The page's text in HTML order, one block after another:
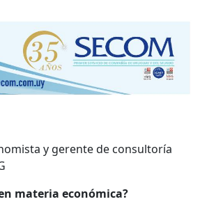
y gerente de consultoría
materia económica?